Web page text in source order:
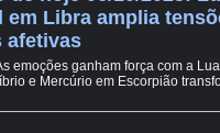
em Libra amplia
afetivas
emoções ganham força com a
e Mercúrio em Escorpião